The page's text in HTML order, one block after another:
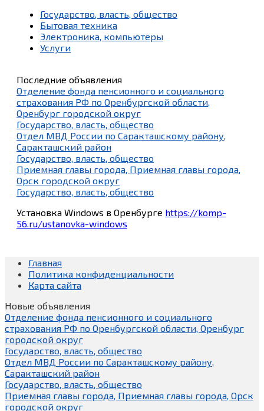
Государство, власть, общество
Бытовая техника
Электроника, компьютеры
Услуги
Последние объявления
Отделение фонда пенсионного и социального
страхования РФ по Оренбургской области,
Оренбург городской округ
Государство, власть, общество
Отдел МВД России по Саракташскому району,
Саракташский район
Государство, власть, общество
Приемная главы города, Приемная главы города,
Орск городской округ
Государство, власть, общество
Установка Windows в Оренбурге https://komp-
56.ru/ustanovka-windows
Главная
Политика конфиденциальности
Карта сайта
Новые объявления
Отделение фонда пенсионного и социального
страхования РФ по Оренбургской области, Оренбург
городской округ
Государство, власть, общество
Отдел МВД России по Саракташскому району,
Саракташский район
Государство, власть, общество
Приемная главы города, Приемная главы города, Орск
городской округ